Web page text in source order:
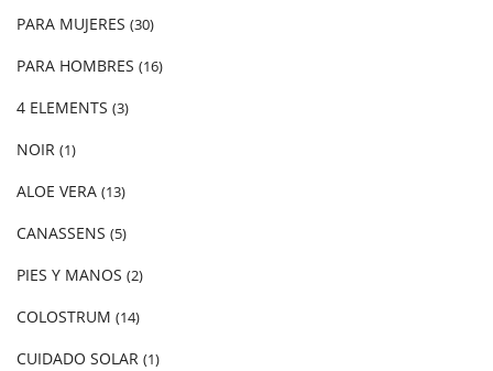
PARA MUJERES (30)
PARA HOMBRES (16)
4 ELEMENTS (3)
NOIR (1)
ALOE VERA (13)
CANASSENS (5)
PIES Y MANOS (2)
COLOSTRUM (14)
CUIDADO SOLAR (1)